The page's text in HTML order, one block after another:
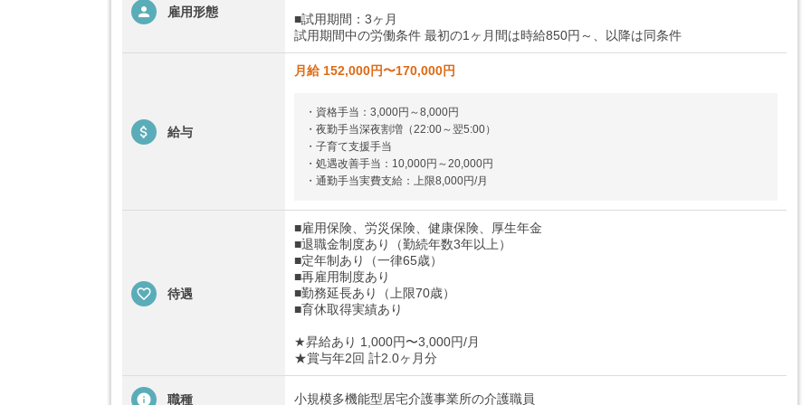
雇用形態
■試用期間：3ヶ月
試用期間中の労働条件 最初の1ヶ月間は時給850円～、以降は同条件
給与
月給 152,000円〜170,000円
・資格手当：3,000円～8,000円
・夜勤手当深夜割増（22:00～翌5:00）
・子育て支援手当
・処遇改善手当：10,000円～20,000円
・通勤手当実費支給：上限8,000円/月
待遇
■雇用保険、労災保険、健康保険、厚生年金
■退職金制度あり（勤続年数3年以上）
■定年制あり（一律65歳）
■再雇用制度あり
■勤務延長あり（上限70歳）
■育休取得実績あり
★昇給あり 1,000円〜3,000円/月
★賞与年2回 計2.0ヶ月分
職種 小規模多機能型居宅介護事業所の介護職員